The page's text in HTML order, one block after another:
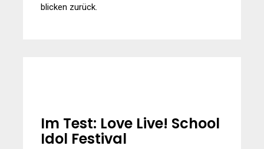
blicken zurück.
Im Test: Love Live! School
Idol Festival